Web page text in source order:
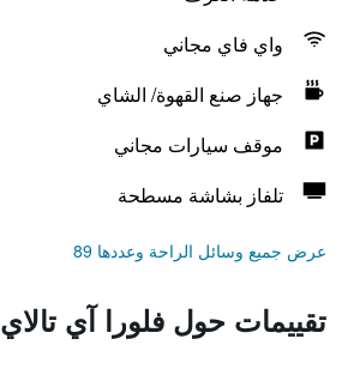
واي فاي مجاني
جهاز صنع القهوة/ الشاي
موقف سيارات مجاني
تلفاز بشاشة مسطحة
عرض جميع وسائل الراحة وعددها 89
تقييمات حول فلورا آي تالاي